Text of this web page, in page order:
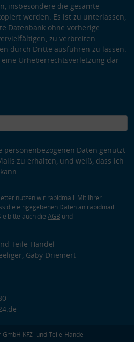
insbesondere die gesamte
werden. Es ist zu unterlassen,
Datenbank ohne vorherige
zu verbreiten
durch Dritte ausführen zu lassen.
Urheberrechtsverletzung dar
personenbezogenen Daten genutzt
zu erhalten, und weiß, dass ich
nutzen wir rapidmail. Mit Ihrer
die eingegebenen Daten an rapidmail
bitte auch die AGB und
Teile-Handel
Gaby Driemert
KFZ- und Teile-Handel